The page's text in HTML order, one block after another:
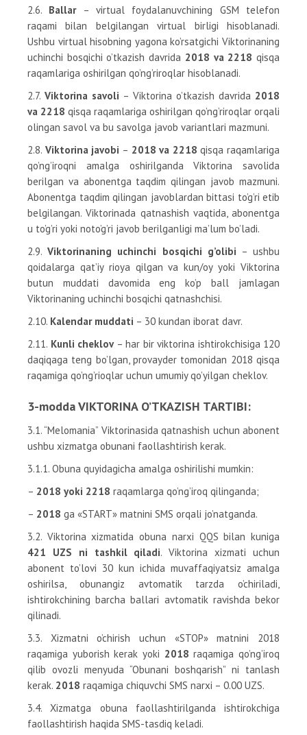
2.6. Ballar– virtual foydalanuvchining GSM telefon
raqami bilan belgilangan virtual birligi hisoblanadi.
Ushbu virtual hisobning yagona ko’rsatgichi Viktorinaning
uchinchi bosqichi o’tkazish davrida 2018 va 2218 qisqa
raqamlariga oshirilgan qo’ng’riroqlar hisoblanadi.
2.7. Viktorina savoli – Viktorina o’tkazish davrida 2018
va 2218 qisqa raqamlariga oshirilgan qo’ng’riroqlar orqali
olingan savol va bu savolga javob variantlari mazmuni.
2.8. Viktorina javobi – 2018 va 2218 qisqa raqamlariga
qo’ng’iroqni amalga oshirilganda Viktorina savolida
berilgan va abonentga taqdim qilingan javob mazmuni.
Abonentga taqdim qilingan javoblardan bittasi to’g’ri etib
belgilangan. Viktorinada qatnashish vaqtida, abonentga
u to’g’ri yoki noto’g’ri javob berilganligi ma’lum bo’ladi.
2.9.Viktorinaning uchinchi bosqichi g’olibi – ushbu
qoidalarga qat’iy rioya qilgan va kun/oy yoki Viktorina
butun muddati davomida eng ko’p ball jamlagan
Viktorinaning uchinchi bosqichi qatnashchisi.
2.10. Kalendar muddati – 30 kundan iborat davr.
2.11. Kunli cheklov– har bir viktorina ishtirokchisiga 120
daqiqaga teng bo’lgan, provayder tomonidan 2018 qisqa
raqamiga qo’ng’rioqlar uchun umumiy qo’yilgan cheklov.
3-modda VIKTORINA O’TKAZISH TARTIBI:
3.1. “Melomania” Viktorinasida qatnashish uchun abonent
ushbu xizmatga obunani faollashtirish kerak.
3.1.1. Obuna quyidagicha amalga oshirilishi mumkin:
– 2018 yoki 2218 raqamlarga qo’ng’iroq qilinganda;
– 2018 ga «START» matnini SMS orqali jo’natganda.
3.2. Viktorina xizmatida obuna narxi QQS bilan kuniga
421 UZS ni tashkil qiladi. Viktorina xizmati uchun
abonent to’lovi 30 kun ichida muvaffaqiyatsiz amalga
oshirilsa, obunangiz avtomatik tarzda o’chiriladi,
ishtirokchining barcha ballari avtomatik ravishda bekor
qilinadi.
3.3. Xizmatni o’chirish uchun «STOP» matnini 2018
raqamiga yuborish kerak yoki 2018 raqamiga qo’ng’iroq
qilib ovozli menyuda “Obunani boshqarish” ni tanlash
kerak. 2018 raqamiga chiquvchi SMS narxi – 0.00 UZS.
3.4. Xizmatga obuna faollashtirilganda ishtirokchiga
faollashtirish haqida SMS-tasdiq keladi.